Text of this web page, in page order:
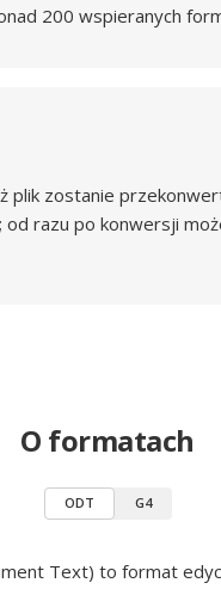
200 wspieranych
plik zostanie
od razu po konwersji
O formatach
ODT G4
Text) to format